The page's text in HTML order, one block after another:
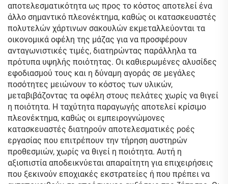
αποτελεσματικότητα ως προς το κόστος αποτελεί ένα
άλλο σημαντικό πλεονέκτημα, καθώς οι κατασκευαστές
πολυτελών χάρτινων σακουλών εκμεταλλεύονται τα
οικονομικά οφέλη της μάζας για να προσφέρουν
ανταγωνιστικές τιμές, διατηρώντας παράλληλα τα
πρότυπα υψηλής ποιότητας. Οι καθιερωμένες αλυσίδες
εφοδιασμού τους και η δύναμη αγοράς σε μεγάλες
ποσότητες μειώνουν το κόστος των υλικών,
μεταβιβάζοντας τα οφέλη στους πελάτες χωρίς να θιγεί
η ποιότητα. Η ταχύτητα παραγωγής αποτελεί κρίσιμο
πλεονέκτημα, καθώς οι εμπειρογνώμονες
κατασκευαστές διατηρούν αποτελεσματικές ροές
εργασίας που επιτρέπουν την τήρηση αυστηρών
προθεσμιών, χωρίς να θιγεί η ποιότητα. Αυτή η
αξιοπιστία αποδεικνύεται απαραίτητη για επιχειρήσεις
που ξεκινούν εποχιακές εκστρατείες ή που πρέπει να